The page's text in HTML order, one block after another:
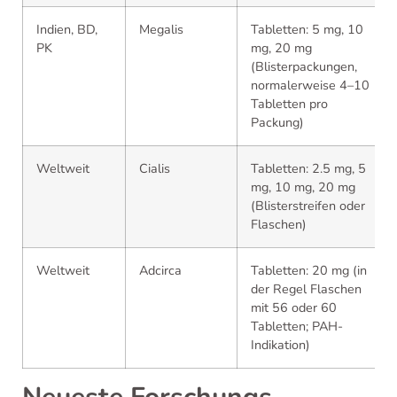
Indien, BD,
PK
Megalis
Tabletten: 5 mg, 10
mg, 20 mg
(Blisterpackungen,
normalerweise 4–10
Tabletten pro
Packung)
Weltweit Cialis
Tabletten: 2.5 mg, 5
mg, 10 mg, 20 mg
(Blisterstreifen oder
Flaschen)
Weltweit Adcirca
Tabletten: 20 mg (in
der Regel Flaschen
mit 56 oder 60
Tabletten; PAH-
Indikation)